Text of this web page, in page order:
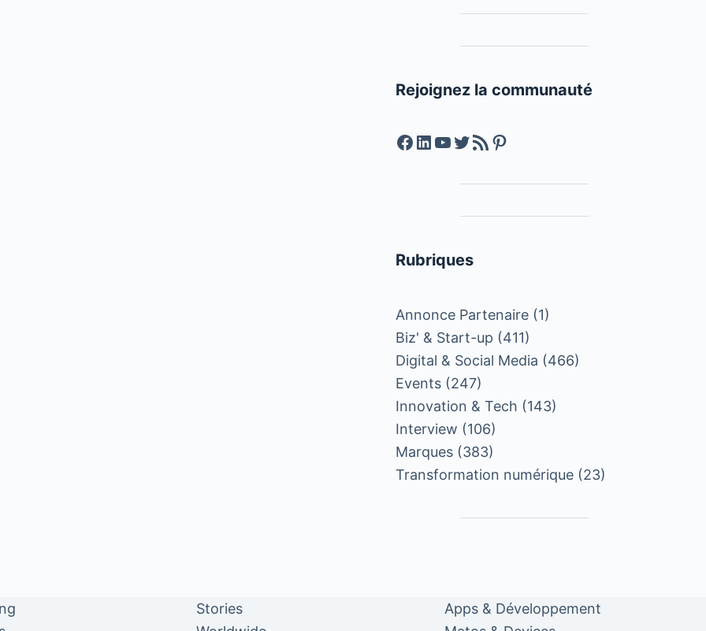
Rejoignez la communauté
Facebook
LinkedIn
YouTube
Twitter
Feed RSSPinterest
Rubriques
Annonce Partenaire (1)
Biz' & Start-up (411)
Digital & Social Media (466)
Events (247)
Innovation & Tech (143)
Interview (106)
Marques (383)
Transformation numérique (23)
Stories
Apps & Développement